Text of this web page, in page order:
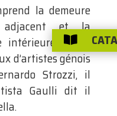
la demeure
et la
abrite
d’artistes génois
Strozzi, il
Gaulli dit il
